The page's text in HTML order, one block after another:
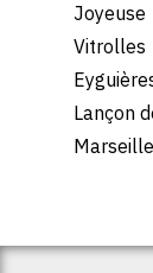
Joyeuse
Vitrolles
Lançon
Marseille